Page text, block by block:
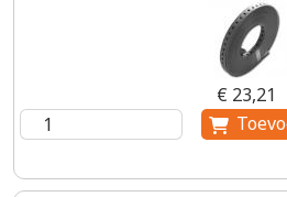
€ 23,21